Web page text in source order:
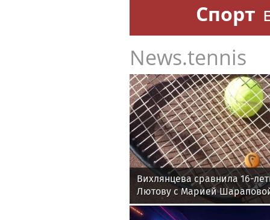
Спорт
News.tennis
Вихлянцева сравнила 16-
Лютову с Марией